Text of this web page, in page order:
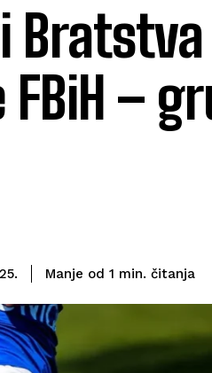
–
Manje od 1 min. čitanja